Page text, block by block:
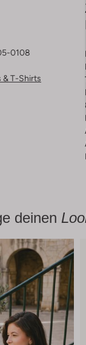
0108
& T-Shirts
deinen